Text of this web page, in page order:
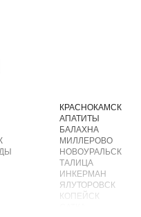
КРАСНОКАМСК
АПАТИТЫ
БАЛАХНА
МИЛЛЕРОВО
НОВОУРАЛЬСК
ТАЛИЦА
ИНКЕРМАН
ЯЛУТОРОВСК
КОПЕЙСК